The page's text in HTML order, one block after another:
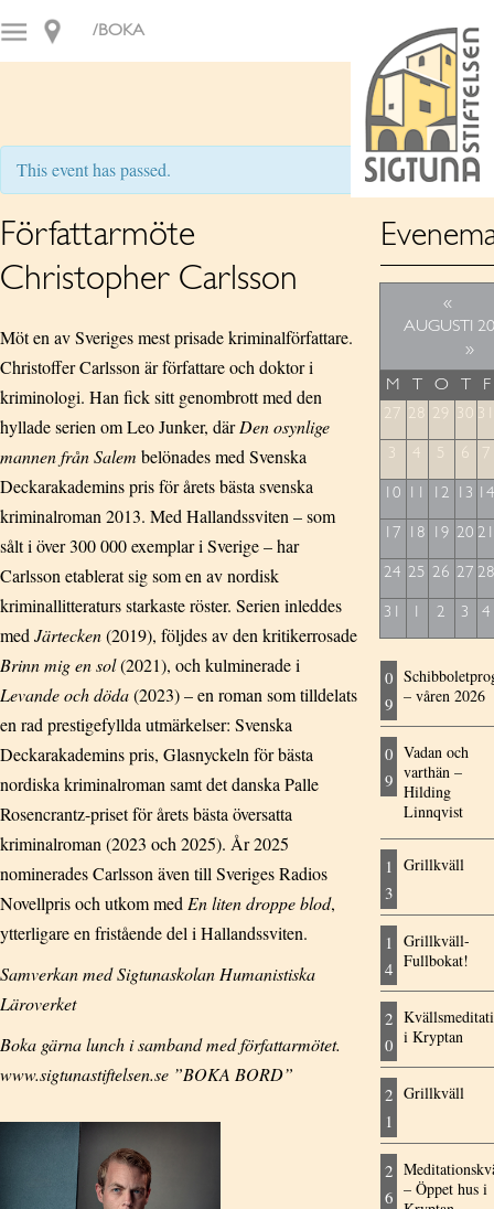
/BOKA
This event has passed.
Författarmöte
Christopher Carlsson
Möt en av Sveriges mest prisade kriminalförfattare.
Christoffer Carlsson är författare och doktor i
kriminologi. Han fick sitt genombrott med den
hyllade serien om Leo Junker, därDen osynlige
mannen från Salem belönades med Svenska
Deckarakademins pris för årets bästa svenska
kriminalroman 2013. Med Hallandssviten – som
sålt i över 300 000 exemplar i Sverige – har
Carlsson etablerat sig som en av nordisk
kriminallitteraturs starkaste röster. Serien inleddes
med Järtecken(2019), följdes av den kritikerrosade
Brinn mig en sol(2021), och kulminerade i
Levande och döda(2023) – en roman som tilldelats
en rad prestigefyllda utmärkelser: Svenska
Deckarakademins pris, Glasnyckeln för bästa
nordiska kriminalroman samt det danska Palle
Rosencrantz-priset för årets bästa översatta
kriminalroman (2023 och 2025). År 2025
nominerades Carlsson även till Sveriges Radios
Novellpris och utkom med En liten droppe blod,
ytterligare en fristående del i Hallandssviten.
Samverkan med Sigtunaskolan Humanistiska
Läroverket
Boka gärna lunch i samband med författarmötet.
www.sigtunastiftelsen.se ”BOKA BORD”
«
AUGUSTI
»
M
T O T F
27 28 29 30
3 4 5 6 7
10 11 12 13
17 18 19 20
24 25 26 27
31 1 2 3 4
0
9 – våren 2026
0
9
Vadan och
varthän –
Hilding
Linnqvist
1
3
Grillkväll
1
4
Grillkväll-
Fullbokat!
2
0 i Kryptan
2
1
Grillkväll
2
6 – Öppet hus i